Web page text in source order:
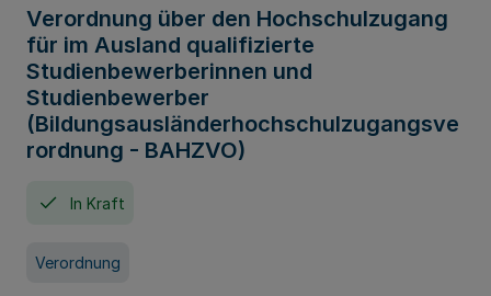
Verordnung über den Hochschulzugang
für im Ausland qualifizierte
Studienbewerberinnen und
Studienbewerber
(Bildungsausländerhochschulzugangsve
rordnung - BAHZVO)
In Kraft
Verordnung